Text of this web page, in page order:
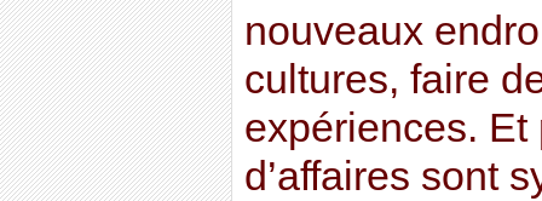
nouveaux
cultures, faire
expériences.
d’affaires sont